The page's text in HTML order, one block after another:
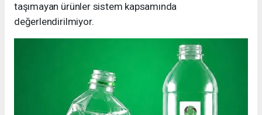
taşımayan ürünler sistem kapsamında
değerlendirilmiyor.